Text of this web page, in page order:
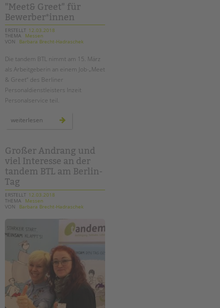
schule
weiter?
ein
infoabend
"Meet& Greet" für
Bewerber*innen
ERSTELLT 12.03.2018
THEMA
Messen
VON
Barbara Brecht-Hadraschek
Die tandem BTL nimmt am 15. März
als Arbeitgeberin an einem Job-„Meet
& Greet“ des Berliner
Personaldienstleisters Inzeit
Personalservice teil.
weiterlesen "meet&
Großer Andrang und
viel Interesse an der
tandem BTL am Berlin-
Tag
ERSTELLT 12.03.2018
THEMA
Messen
VON
Barbara Brecht-Hadraschek